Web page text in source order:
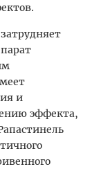
и
эффекта,